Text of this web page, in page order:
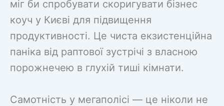
міг би спробувати скоригувати бізнес
коуч у Києві для підвищення
продуктивності. Це чиста екзистенційна
паніка від раптової зустрічі з власною
порожнечею в глухій тиші кімнати.
Самотність у мегаполісі — це ніколи не